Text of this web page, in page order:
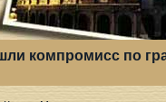
компромисс по